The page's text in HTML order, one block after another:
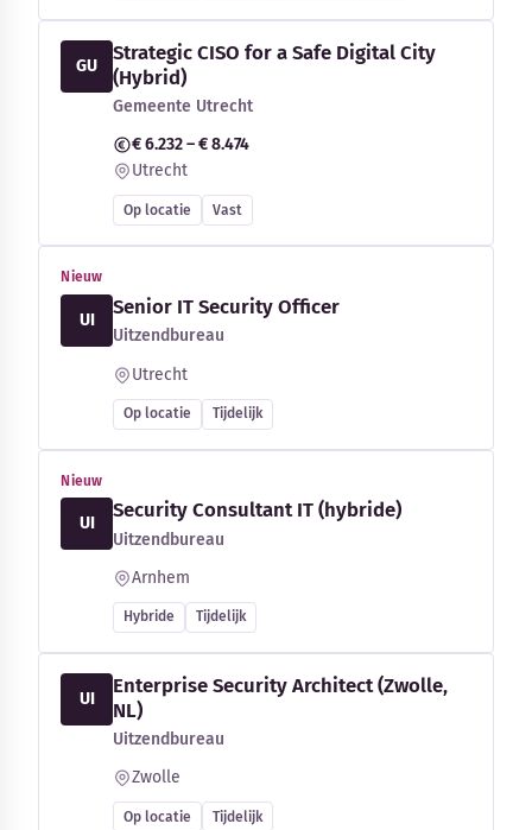
GU
Strategic CISO for a Safe Digital City
(Hybrid)
Gemeente Utrecht
€ 6.232 – € 8.474
Utrecht
Op locatie Vast
Nieuw
UI
Senior IT Security Officer
Uitzendbureau
Utrecht
Op locatie Tijdelijk
Nieuw
UI
Security Consultant IT (hybride)
Uitzendbureau
Arnhem
Hybride Tijdelijk
UI
Enterprise Security Architect (Zwolle,
NL)
Uitzendbureau
Zwolle
Op locatie Tijdelijk